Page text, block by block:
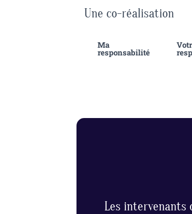
Une co-réalisation
Ma
responsabilité
Les intervenants